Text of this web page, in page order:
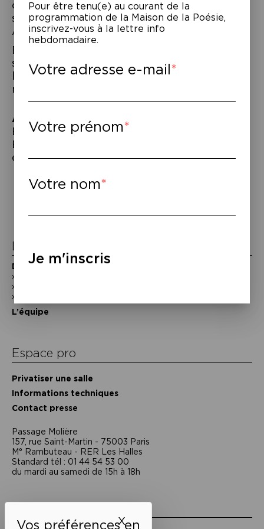
XMasquer le bandeau des
collections, et il passe ses vacances chez
ses grands-parents, Papi Atole et Mami
Annette …
Emmanuel Guibert et Marc Boutavant
s’associent à Bastien Lallemant pour une
lecture joyeuse : saynètes, dessins,
musique… un festiv-Ariol !
À lire
–
Emmanuel Guibert (auteur) et Marc
Boutavant (illustrateur),
éditions.
Navigation
l’article
La Maison de la Poésie
Découvrir
L’équipe
Espace pro
Privatiser une salle
Informations techniques
Contact presse
Passage Moliėre
157, rue Saint-Martin - 75003 Paris
M° Rambuteau - RER Les Halles
Standard tél : 01 44 54 53 00
du mardi au samedi de 15h à 18h
Pour être tenu(e) au courant de la
programmation de la Maison de la Poésie,
inscrivez-vous à la lettre info
hebdomadaire.
Votre adresse e-mail
Votre prénom
Votre nom
Je m'inscris